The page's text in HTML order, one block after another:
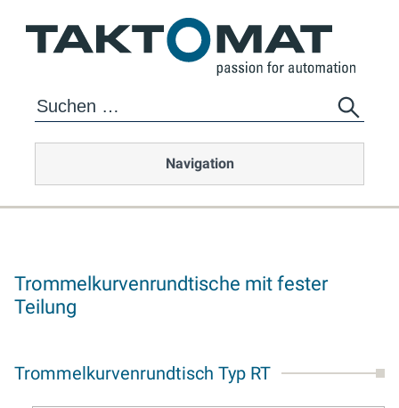
Navigation
Trommelkurvenrundtische mit fester
Teilung
Trommelkurvenrundtisch Typ RT